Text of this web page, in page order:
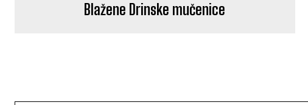
Blažene Drinske mučenice